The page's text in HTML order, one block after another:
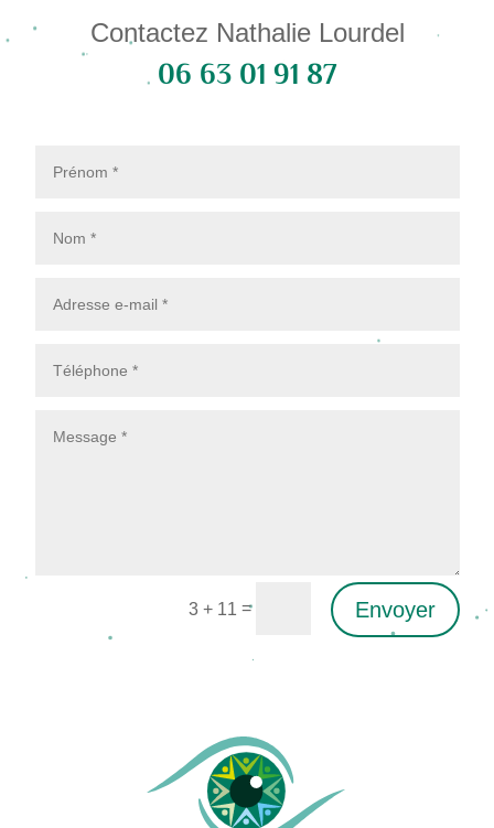
Contactez Nathalie Lourdel
06 63 01 91 87
3 + 11 = Envoyer